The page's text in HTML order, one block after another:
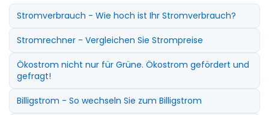
Stromverbrauch - Wie hoch ist Ihr Stromverbrauch?
Stromrechner - Vergleichen Sie Strompreise
Ökostrom nicht nur für Grüne. Ökostrom gefördert und
gefragt!
Billigstrom - So wechseln Sie zum Billigstrom